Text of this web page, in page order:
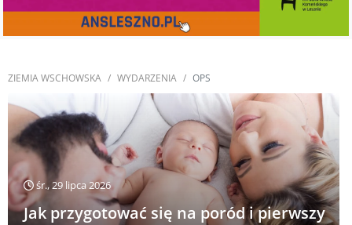
ZIEMIA WSCHOWSKA WYDARZENIA OPS
śr., 29 lipca 2026
Jak przygotować się na poród i pierwszy